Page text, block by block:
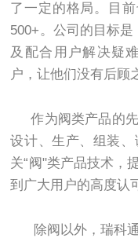
了一定的格局。目
500+。公司的目标
及配合用户解决疑
户，让他们没有后
作为阀类产品的先
设计、生产、组装
关“阀"类产品技术，
到广大用户的高度认
除阀以外，瑞科通